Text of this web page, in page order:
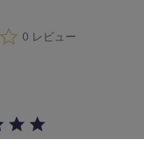
0.
0
a
t
0 レビュー